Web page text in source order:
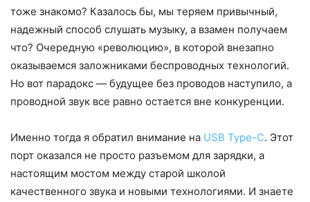
тоже знакомо? Казалось бы, мы теряем привычный,
надежный способ слушать музыку, а взамен получаем
что? Очередную «революцию», в которой внезапно
оказываемся заложниками беспроводных технологий.
Но вот парадокс — будущее без проводов наступило, а
проводной звук все равно остается вне конкуренции.
Именно тогда я обратил внимание на USB Type-C. Этот
порт оказался не просто разъемом для зарядки, а
настоящим мостом между старой школой
качественного звука и новыми технологиями. И знаете